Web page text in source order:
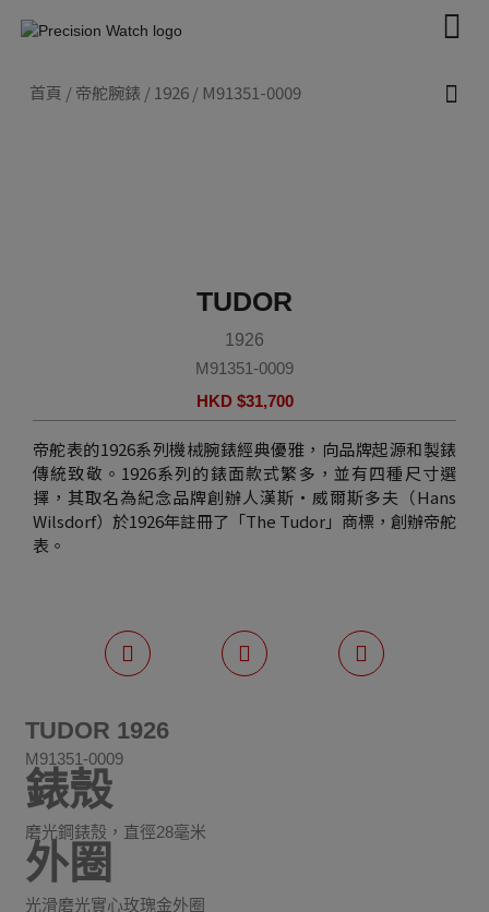
首頁 /帝舵腕錶 / 1926/ M91351-0009
TUDOR
1926
M91351-0009
HKD $31,700
帝舵表的1926系列機械腕錶經典優雅，向品牌起源和製錶
傳統致敬。1926系列的錶面款式繁多，並有四種尺寸選
擇，其取名為紀念品牌創辦人漢斯・威爾斯多夫（Hans
Wilsdorf）於1926年註冊了「The Tudor」商標，創辦帝舵
表。
TUDOR 1926
M91351-0009
錶殼
磨光鋼錶殼，直徑28毫米
外圈
光滑磨光實心玫瑰金外圈